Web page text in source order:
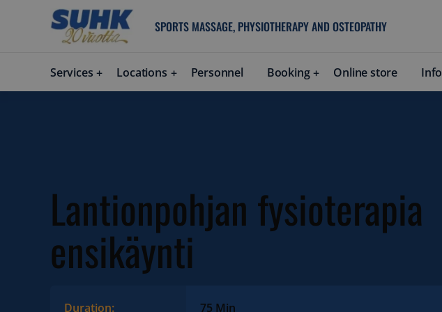
SPORTS MASSAGE, PHYSIOTHERAPY AND OSTEOPATHY
Services Locations Personnel Booking Online store Info
Lantionpohjan fysioterapia
ensikäynti
Duration: 75 Min